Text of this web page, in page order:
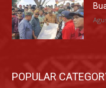
POPULAR